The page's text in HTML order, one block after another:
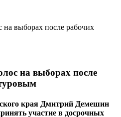
на выборах после
края Дмитрий Демешин
участие в досрочных